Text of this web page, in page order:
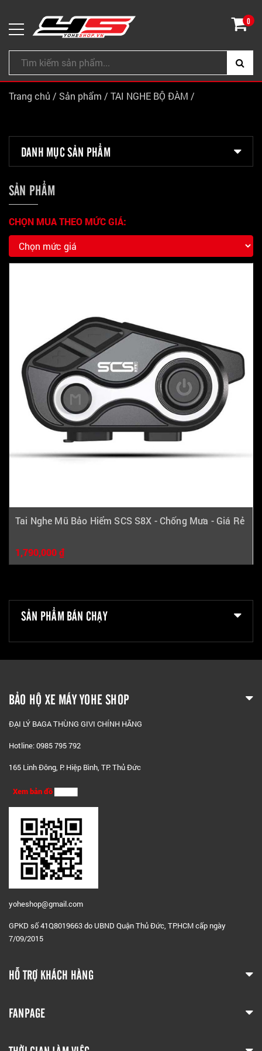
0
Trang chủ / Sản phẩm / TAI NGHE BỘ ĐÀM /
DANH MỤC SẢN PHẨM
SẢN PHẨM
CHỌN MUA THEO MỨC GIÁ:
Tai Nghe Mũ Bảo Hiểm SCS S8X - Chống Mưa - Giá Rẻ
1,790,000 ₫
SẢN PHẨM BÁN CHẠY
BẢO HỘ XE MÁY YOHE SHOP
ĐẠI LÝ BAGA THÙNG GIVI CHÍNH HÃNG
Hotline: 0985 795 792
165 Linh Đông, P. Hiệp Bình, TP. Thủ Đức
Xem bản đồ
yoheshop@gmail.com
GPKD số 41Q8019663 do UBND Quận Thủ Đức, TP.HCM cấp ngày
7/09/2015
HỖ TRỢ KHÁCH HÀNG
FANPAGE